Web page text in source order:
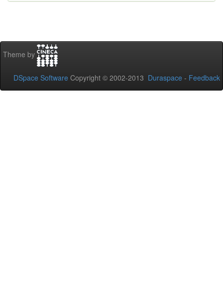
Theme by
DSpace Software Copyright © 2002-2013 Duraspace - Feedback